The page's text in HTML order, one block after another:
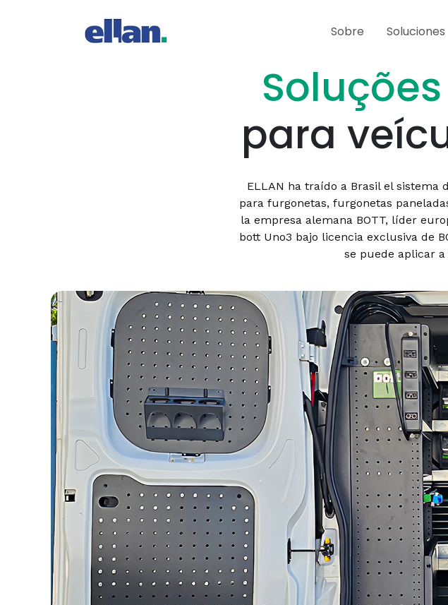
Sobre Soluciones
para
ELLAN ha traído a Brasil el
para furgonetas, furgonetas
la empresa alemana BOTT, líder
bott Uno3 bajo licencia exclusiva de
se puede aplicar